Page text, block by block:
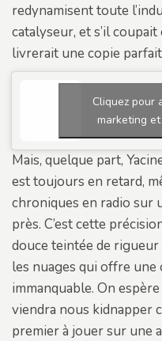
redynamisent toute
catalyseur, et s’il
livrerait une copie
Cliquez pour
marketing
Mais, quelque part,
est toujours en retard,
chroniques en radio sur
près. C’est cette
douce teintée de rigueur
les nuages qui offre
immanquable. On
viendra nous kidnapper
premier à jouer sur une